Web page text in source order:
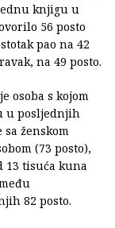
knjigu u
56 posto
pao na 42
na 49 posto.
osoba s kojom
u posljednjih
sa ženskom
(73 posto),
13 tisuća kuna
82 posto.